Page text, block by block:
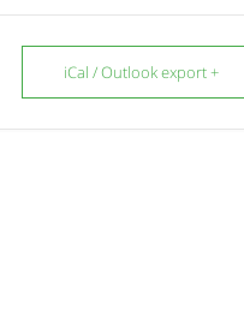
+ iCal / Outlook export